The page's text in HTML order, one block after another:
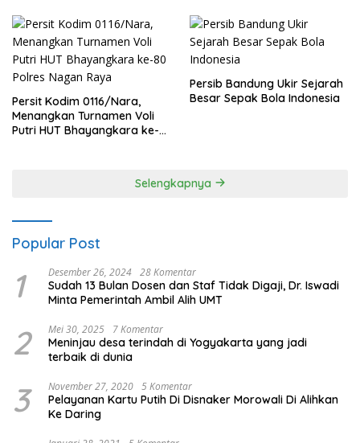
Persit Kodim 0116/Nara,
Menangkan Turnamen Voli
Putri HUT Bhayangkara ke-
Persib Bandung Ukir Sejarah
Besar Sepak Bola Indonesia
Selengkapnya
Popular Post
1 Desember 26, 2024 28 Komentar
Sudah 13 Bulan Dosen dan Staf Tidak Digaji, Dr. Iswadi
Minta Pemerintah Ambil Alih UMT
2 Mei 30, 2025 7 Komentar
Meninjau desa terindah di Yogyakarta yang jadi
terbaik di dunia
3 November 27, 2020 5 Komentar
Pelayanan Kartu Putih Di Disnaker Morowali Di Alihkan
Ke Daring